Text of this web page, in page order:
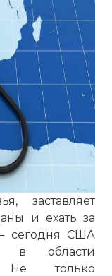
заставляет
и ехать за
сегодня США
в области
Не только